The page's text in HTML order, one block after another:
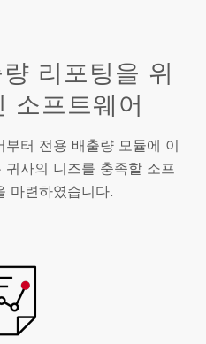
리포팅을 위
소프트웨어
터 전용 배출량 모듈에 이
사의 니즈를 충족할 소프
마련하였습니다.